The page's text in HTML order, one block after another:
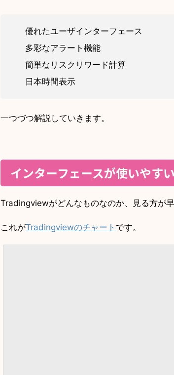
優れたユーザインターフェース
多彩なアラート機能
簡単なリスクリワード計算
日本時間表示
一つづつ解説していきます。
インターフェースが使いやす
Tradingviewがどんなものなのか、見る方が早
これがTradingviewのチャート です。